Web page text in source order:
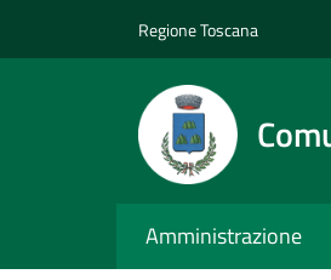
Regione Toscana
Amministrazione